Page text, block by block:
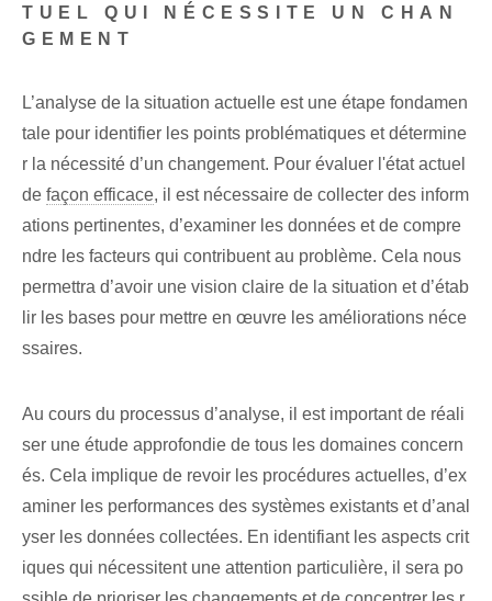
TUEL QUI NÉCESSITE UN CHAN
GEMENT
L’analyse de la situation actuelle est une étape fondamen
tale pour identifier les points problématiques et détermine
r la nécessité d’un changement. Pour évaluer l'état actuel
de façon efficace, il est nécessaire de collecter des inform
ations pertinentes, d’examiner les données et de compre
ndre les facteurs qui contribuent au problème. Cela nous
permettra d’avoir une vision claire de la situation et d’étab
lir les bases pour mettre en œuvre les améliorations néce
ssaires.
Au cours du processus d’analyse, il est important de réali
ser une étude approfondie de tous les domaines concern
és. Cela implique de revoir les procédures actuelles, d’ex
aminer les performances des systèmes existants et d’anal
yser les données collectées. En identifiant les aspects crit
iques qui nécessitent une attention particulière, il sera po